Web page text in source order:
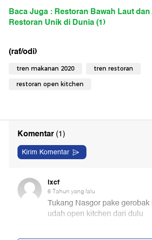
Baca Juga : Restoran Bawah Laut
Restoran Unik di Dunia (1)
(raf/odi)
tren makanan 2020 tren restoran
restoran open kitchen